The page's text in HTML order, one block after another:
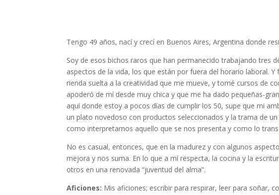
Tengo 49 años, nací y crecí en Buenos Aires, Argentina donde
Soy de esos bichos raros que han permanecido trabajando tres
aspectos de la vida, los que están por fuera del horario laboral.
rienda suelta a la creatividad que me mueve, y tomé cursos de
apoderó de mí desde muy chica y que me ha dado pequeñas-
aquí donde estoy a pocos días de cumplir los 50, supe que mi
un plato novedoso con productos seleccionados y la trama de
como interpretamos aquello que se nos presenta y como lo
No es casual, entonces, que en la madurez y con algunos
mejora y nos suma. En lo que a mí respecta, la cocina y la
otros en una renovada “juventud del alma”.
Aficiones: Mis aficiones; escribir para respirar, leer para soñar,